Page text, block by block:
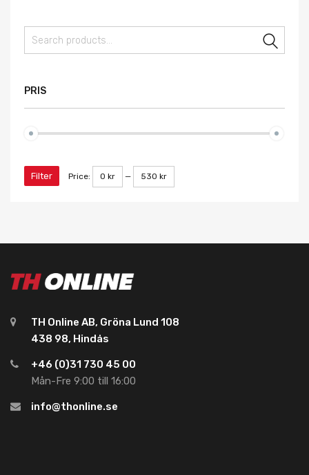
PRIS
Filter Price: 0 kr — 530 kr
TH Online AB, Gröna Lund 108
438 98, Hindås
+46 (0)31 730 45 00
Mån-Fre 9:00 till 16:00
info@thonline.se